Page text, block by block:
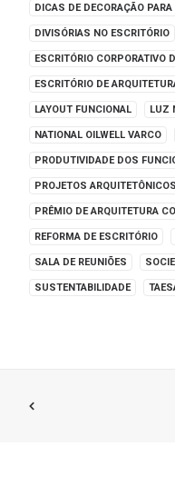
DICAS DE DECORAÇÃO
DIVISÓRIAS NO ESCRITÓRIO
ESCRITÓRIO CORPORATIVO
ESCRITÓRIO DE
LAYOUT FUNCIONAL LUZ
NATIONAL OILWELL VARCO
PRODUTIVIDADE DOS
PROJETOS ARQUITETÔNICOS
PRÊMIO DE ARQUITETURA
REFORMA DE ESCRITÓRIO
SALA DE REUNIÕES
SUSTENTABILIDADE